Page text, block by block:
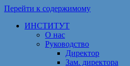
Перейти к содержимому
ИНСТИТУТ
О нас
Руководство
Директор
Зам. директора